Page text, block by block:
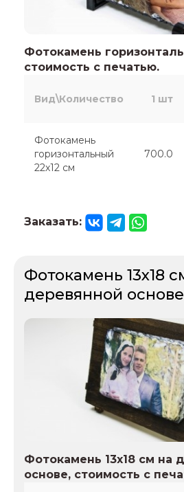
Фотокамень
стоимость с печатью.
Вид\Количество 1 шт
Фотокамень
горизонтальный
22х12 см
700.0
Заказать:
Фотокамень 13х18
деревянной основе
Фотокамень 13х18 см на
основе, стоимость с